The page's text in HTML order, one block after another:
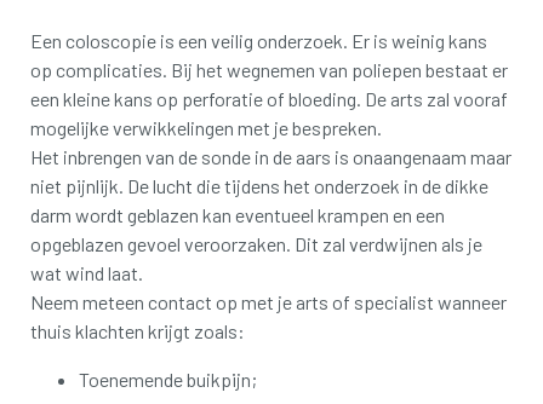
Een coloscopie is een veilig onderzoek. Er is weinig kans
op complicaties. Bij het wegnemen van poliepen bestaat er
een kleine kans op perforatie of bloeding. De arts zal vooraf
mogelijke verwikkelingen met je bespreken.
Het inbrengen van de sonde in de aars is onaangenaam maar
niet pijnlijk. De lucht die tijdens het onderzoek in de dikke
darm wordt geblazen kan eventueel krampen en een
opgeblazen gevoel veroorzaken. Dit zal verdwijnen als je
wat wind laat.
Neem meteen contact op met je arts of specialist wanneer
thuis klachten krijgt zoals:
Toenemende buikpijn;